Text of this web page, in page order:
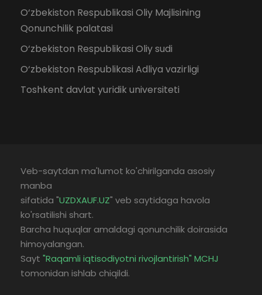
O‘zbekiston Respublikasi Oliy Majlisining
Qonunchilik palatasi
O‘zbekiston Respublikasi Oliy sudi
O‘zbekiston Respublikasi Adliya vazirligi
Toshkent davlat yuridik universiteti
Veb-saytdan ma'lumot ko'chirilganda asosiy
manba
sifatida "UZDXAUF.UZ" veb saytidaga havola
ko'rsatilishi shart.
Barcha huquqlar amaldagi qonunchilik doirasida
himoyalangan.
Sayt "Raqamli iqtisodiyotni rivojlantirish" MCHJ
tomonidan ishlab chiqildi.